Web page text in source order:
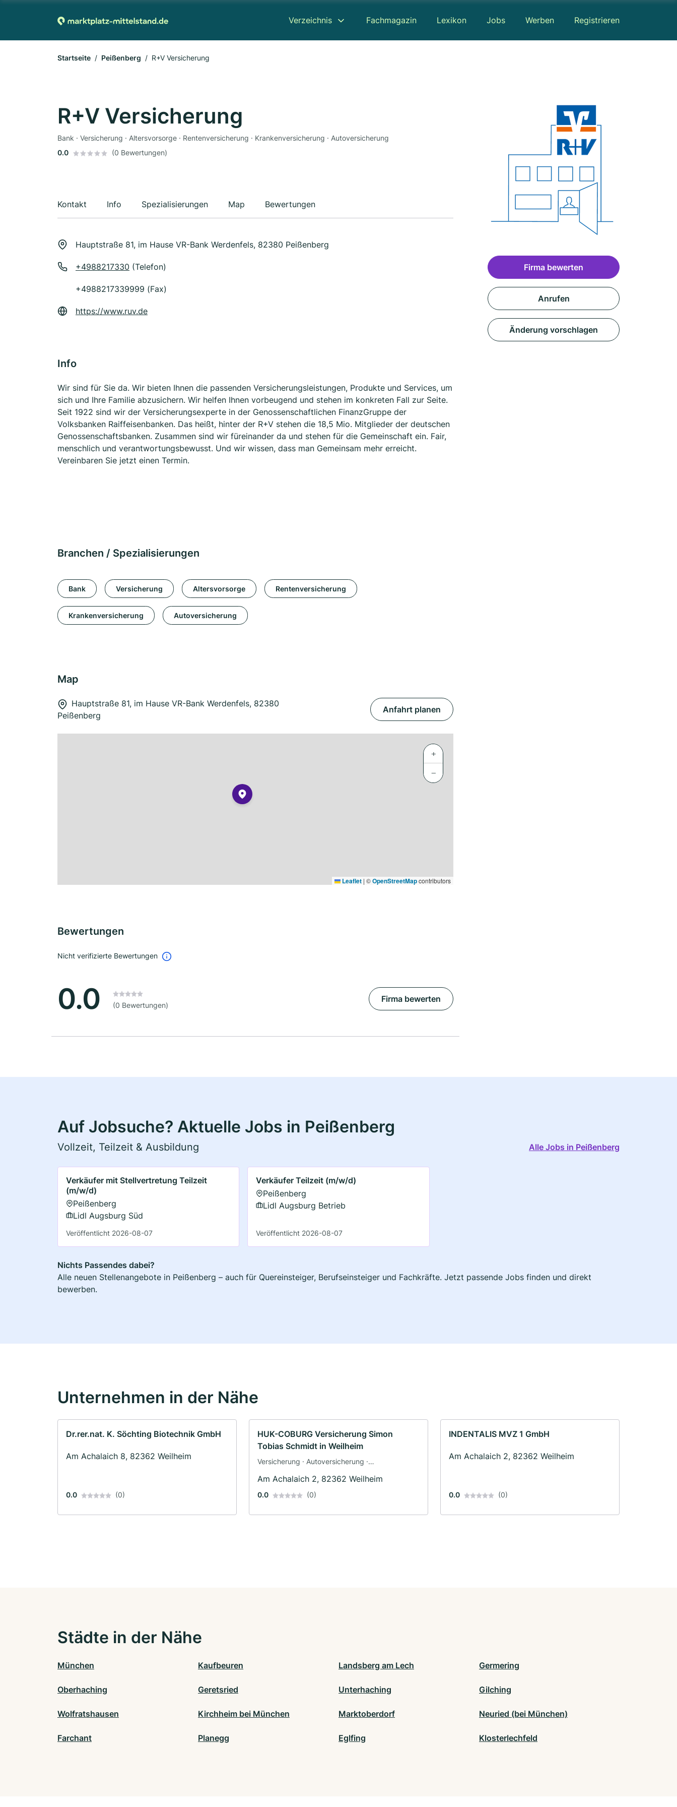
Verzeichnis Fachmagazin Lexikon Jobs Werben Registrieren
Startseite Peißenberg R+V Versicherung
R+V Versicherung
Bank · Versicherung · Altersvorsorge · Rentenversicherung · Krankenversicherung · Autoversicherung
0.0
(0 Bewertungen)
Kontakt Info Spezialisierungen Map Bewertungen
Hauptstraße 81, im Hause VR-Bank Werdenfels, 82380 Peißenberg
+4988217330 (Telefon)
+4988217339999 (Fax)
https://www.ruv.de
Info
Wir sind für Sie da. Wir bieten Ihnen die passenden Versicherungsleistungen, Produkte und Services, um
sich und Ihre Familie abzusichern. Wir helfen Ihnen vorbeugend und stehen im konkreten Fall zur Seite.
Seit 1922 sind wir der Versicherungsexperte in der Genossenschaftlichen FinanzGruppe der
Volksbanken Raiffeisenbanken. Das heißt, hinter der R+V stehen die 18,5 Mio. Mitglieder der deutschen
Genossenschaftsbanken. Zusammen sind wir füreinander da und stehen für die Gemeinschaft ein. Fair,
menschlich und verantwortungsbewusst. Und wir wissen, dass man Gemeinsam mehr erreicht.
Vereinbaren Sie jetzt einen Termin.
Branchen / Spezialisierungen
Bank Versicherung Altersvorsorge Rentenversicherung
Krankenversicherung Autoversicherung
Map
Hauptstraße 81, im Hause VR-Bank Werdenfels, 82380
Peißenberg
Anfahrt planen
+
−
Leaflet | ©OpenStreetMapcontributors
Bewertungen
Nicht verifizierte Bewertungen
0.0 (0 Bewertungen)
Firma bewerten
Firma bewerten
Anrufen
Änderung vorschlagen
Auf Jobsuche? Aktuelle Jobs in Peißenberg
Vollzeit, Teilzeit & Ausbildung Alle Jobs in Peißenberg
Verkäufer mit Stellvertretung Teilzeit
(m/w/d)
Peißenberg
Lidl Augsburg Süd
Veröffentlicht 2026-08-07
Verkäufer Teilzeit (m/w/d)
Peißenberg
Lidl Augsburg Betrieb
Veröffentlicht 2026-08-07
Nichts Passendes dabei?
Alle neuen Stellenangebote in Peißenberg – auch für Quereinsteiger, Berufseinsteiger und Fachkräfte. Jetzt passende Jobs finden und direkt
bewerben.
Unternehmen in der Nähe
Dr.rer.nat. K. Söchting Biotechnik GmbH
Am Achalaich 8, 82362 Weilheim
0.0 (0)
HUK-COBURG Versicherung Simon
Tobias Schmidt in Weilheim
Versicherung · Autoversicherung ·
Am Achalaich 2, 82362 Weilheim
0.0 (0)
INDENTALIS MVZ 1 GmbH
Am Achalaich 2, 82362 Weilheim
0.0 (0)
Städte in der Nähe
München Kaufbeuren Landsberg am Lech Germering
Oberhaching Geretsried Unterhaching Gilching
Wolfratshausen Kirchheim bei München Marktoberdorf Neuried (bei München)
Farchant Planegg Eglfing Klosterlechfeld